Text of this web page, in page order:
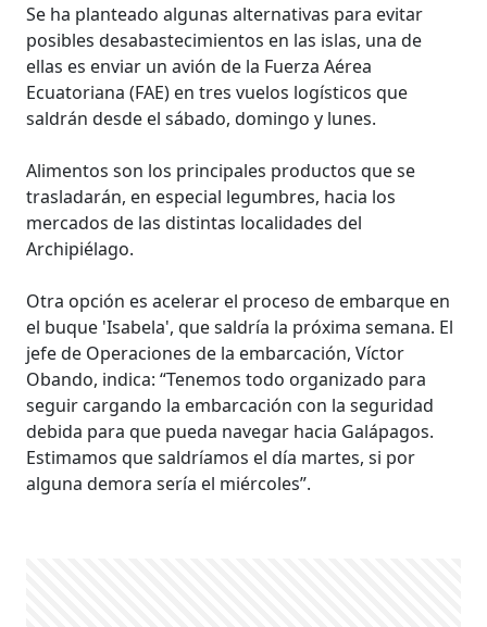
Se ha planteado algunas alternativas para evitar
posibles desabastecimientos en las islas, una de
ellas es enviar un avión de la Fuerza Aérea
Ecuatoriana (FAE) en tres vuelos logísticos que
saldrán desde el sábado, domingo y lunes.
Alimentos son los principales productos que se
trasladarán, en especial legumbres, hacia los
mercados de las distintas localidades del
Archipiélago.
Otra opción es acelerar el proceso de embarque en
el buque 'Isabela', que saldría la próxima semana. El
jefe de Operaciones de la embarcación, Víctor
Obando, indica: “Tenemos todo organizado para
seguir cargando la embarcación con la seguridad
debida para que pueda navegar hacia Galápagos.
Estimamos que saldríamos el día martes, si por
alguna demora sería el miércoles”.